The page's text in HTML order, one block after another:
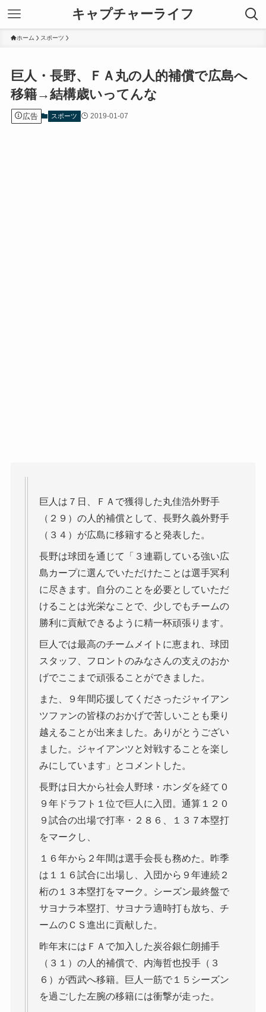
キャプチャーライフ
ホーム スポーツ
巨人・長野、ＦＡ丸の人的補償で広島へ
移籍→結構歳いってんな
広告 スポーツ 2019-01-07
巨人は７日、ＦＡで獲得した丸佳浩外野手
（２９）の人的補償として、長野久義外野手
（３４）が広島に移籍すると発表した。
長野は球団を通じて「３連覇している強い広
島カープに選んでいただけたことは選手冥利
に尽きます。自分のことを必要としていただ
けることは光栄なことで、少しでもチームの
勝利に貢献できるように精一杯頑張ります。
巨人では最高のチームメイトに恵まれ、球団
スタッフ、フロントのみなさんの支えのおか
げでここまで頑張ることができました。
また、９年間応援してくださったジャイアン
ツファンの皆様のおかげで苦しいことも乗り
越えることが出来ました。ありがとうござい
ました。ジャイアンツと対戦することを楽し
みにしています」とコメントした。
長野は日大から社会人野球・ホンダを経て０
９年ドラフト１位で巨人に入団。通算１２０
９試合の出場で打率・２８６、１３７本塁打
をマークし、
１６年から２年間は選手会長も務めた。昨季
は１１６試合に出場し、入団から９年連続２
桁の１３本塁打をマーク。シーズン最終盤で
サヨナラ本塁打、サヨナラ適時打も放ち、チ
ームのＣＳ進出に貢献した。
昨年末にはＦＡで加入した炭谷銀仁朗捕手
（３１）の人的補償で、内海哲也投手（３
６）が西武へ移籍。巨人一筋で１５シーズン
を過ごした左腕の移籍には衝撃が走った。